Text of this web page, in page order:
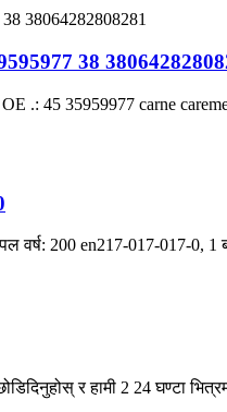
38
.: 45 35959977 carne
200 en217-017-017-0, 1
र हामी 2 24 घण्टा